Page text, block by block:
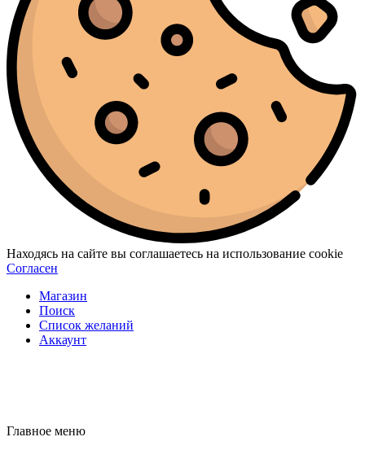
Находясь на сайте вы соглашаетесь на использование cookie
Согласен
Магазин
Поиск
Список желаний
Аккаунт
Главное меню